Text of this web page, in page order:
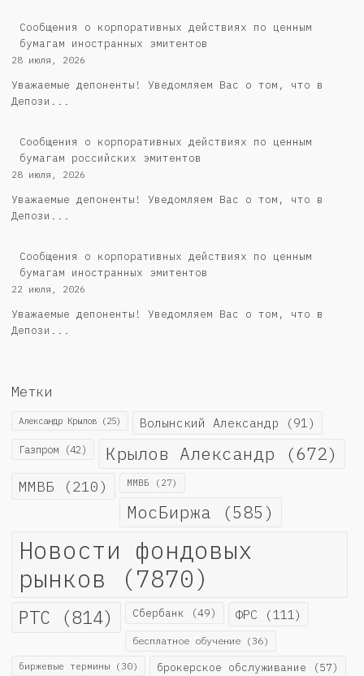
Сообщения о корпоративных действиях по ценным
бумагам иностранных эмитентов
28 июля, 2026
Уважаемые депоненты! Уведомляем Вас о том, что в
Депози...
Cообщения о корпоративных действиях по ценным
бумагам российских эмитентов
28 июля, 2026
Уважаемые депоненты! Уведомляем Вас о том, что в
Депози...
Сообщения о корпоративных действиях по ценным
бумагам иностранных эмитентов
22 июля, 2026
Уважаемые депоненты! Уведомляем Вас о том, что в
Депози...
Метки
Александр Крылов (25) Волынский Александр (91)
Газпром (42) Крылов Александр (672)
ММВБ (210) ММВБ (27)
МосБиржа (585)
Новости фондовых
рынков (7870)
РТС (814) Сбербанк (49) ФРС (111)
бесплатное обучение (36)
биржевые термины (30) брокерское обслуживание (57)